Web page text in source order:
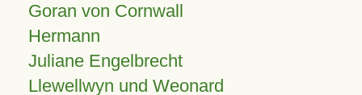
Goran von Cornwall
Hermann
Juliane Engelbrecht
Llewellwyn und Weonard